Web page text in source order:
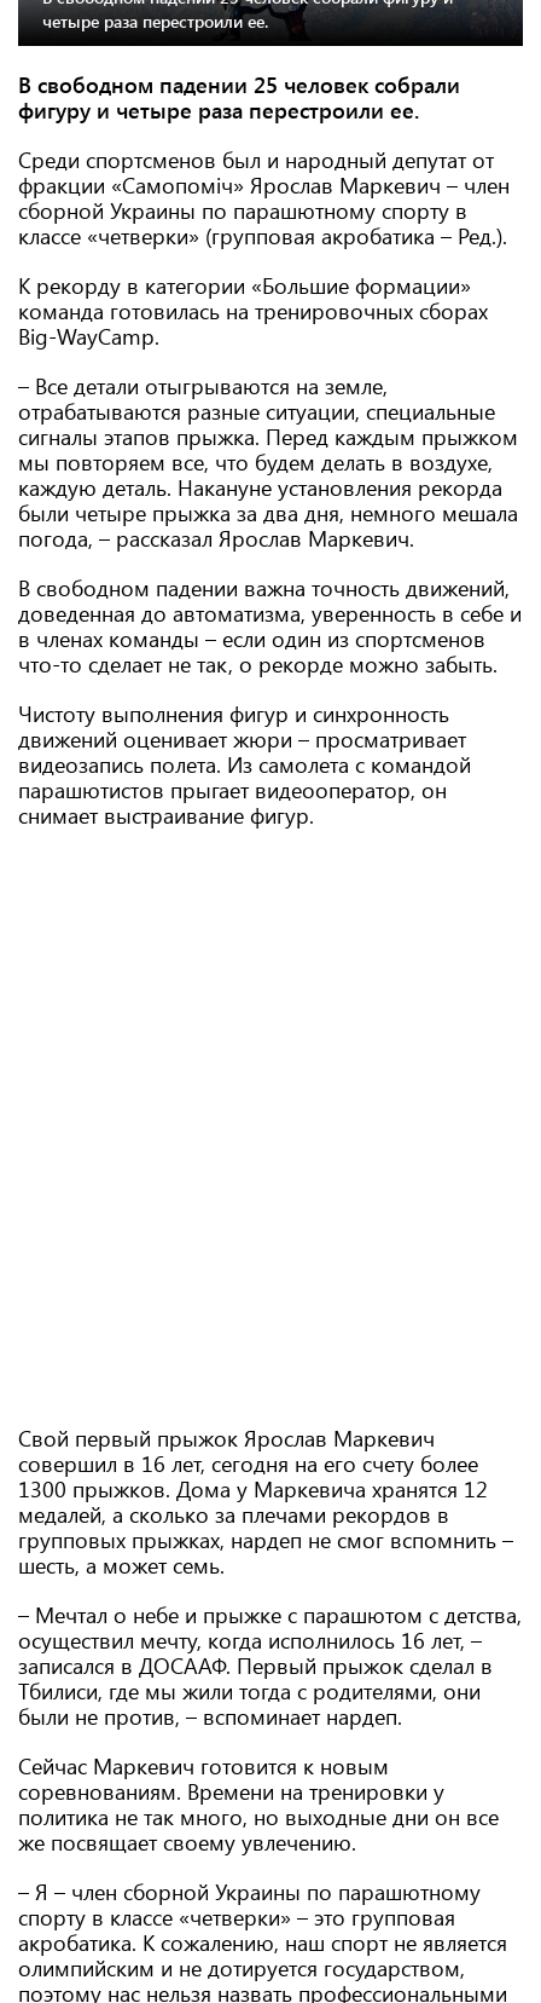
четыре раза перестроили ее.
В свободном падении 25 человек собрали
фигуру и четыре раза перестроили ее.
Среди спортсменов был и народный депутат от
фракции «Самопоміч» Ярослав Маркевич – член
сборной Украины по парашютному спорту в
классе «четверки» (групповая акробатика – Ред.).
К рекорду в категории «Большие формации»
команда готовилась на тренировочных сборах
Big-WayCamp.
– Все детали отыгрываются на земле,
отрабатываются разные ситуации, специальные
сигналы этапов прыжка. Перед каждым прыжком
мы повторяем все, что будем делать в воздухе,
каждую деталь. Накануне установления рекорда
были четыре прыжка за два дня, немного мешала
погода, – рассказал Ярослав Маркевич.
В свободном падении важна точность движений,
доведенная до автоматизма, уверенность в себе и
в членах команды – если один из спортсменов
что-то сделает не так, о рекорде можно забыть.
Чистоту выполнения фигур и синхронность
движений оценивает жюри – просматривает
видеозапись полета. Из самолета с командой
парашютистов прыгает видеооператор, он
снимает выстраивание фигур.
Свой первый прыжок Ярослав Маркевич
совершил в 16 лет, сегодня на его счету более
1300 прыжков. Дома у Маркевича хранятся 12
медалей, а сколько за плечами рекордов в
групповых прыжках, нардеп не смог вспомнить –
шесть, а может семь.
– Мечтал о небе и прыжке с парашютом с детства,
осуществил мечту, когда исполнилось 16 лет, –
записался в ДОСААФ. Первый прыжок сделал в
Тбилиси, где мы жили тогда с родителями, они
были не против, – вспоминает нардеп.
Сейчас Маркевич готовится к новым
соревнованиям. Времени на тренировки у
политика не так много, но выходные дни он все
же посвящает своему увлечению.
– Я – член сборной Украины по парашютному
спорту в классе «четверки» – это групповая
акробатика. К сожалению, наш спорт не является
олимпийским и не дотируется государством,
поэтому нас нельзя назвать профессиональными